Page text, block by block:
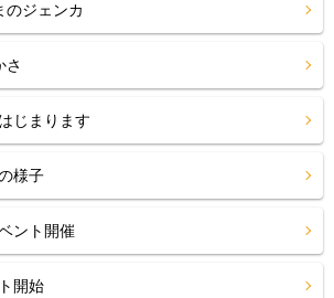
ジェンカ
じまります
様子
ント開催
開始